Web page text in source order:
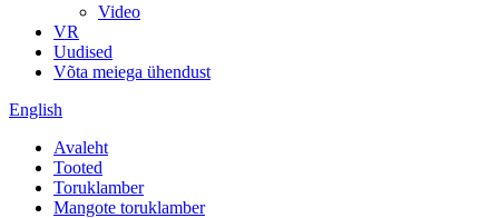
Video
VR
Uudised
Võta meiega ühendust
English
Avaleht
Tooted
Toruklamber
Mangote toruklamber